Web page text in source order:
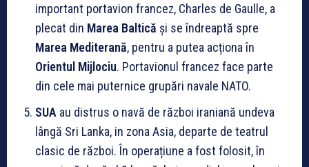
important portavion francez, Charles de Gaulle, a
plecat din Marea Baltică și se îndreaptă spre
Marea Mediterană, pentru a putea acționa în
Orientul Mijlociu. Portavionul francez face parte
din cele mai puternice grupări navale NATO.
SUA au distrus o navă de război iraniană undeva
lângă Sri Lanka, in zona Asia, departe de teatrul
clasic de război. În operațiune a fost folosit, în